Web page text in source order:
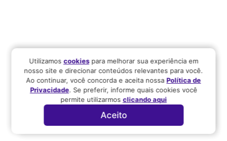
Utilizamos cookiespara melhorar sua experiência em
nosso site e direcionar conteúdos relevantes para você.
Ao continuar, você concorda e aceita nossaPolítica de
Privacidade. Se preferir, informe quais cookies você
permite utilizarmos clicando aqui
Aceito